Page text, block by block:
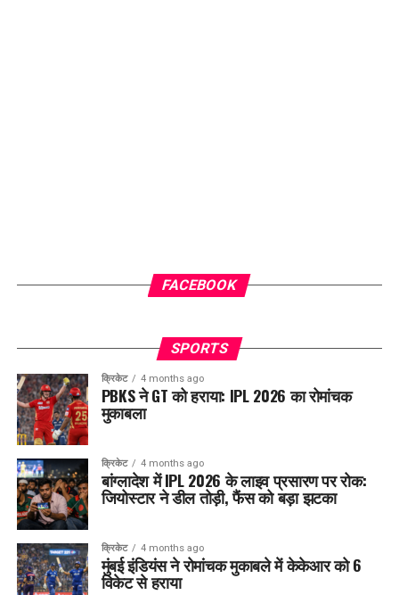
FACEBOOK
SPORTS
क्रिकेट 4 months ago
PBKS ने GT को हराया: IPL 2026 का रोमांचक
मुकाबला
क्रिकेट 4 months ago
बांग्लादेश में IPL 2026 के लाइव प्रसारण पर रोक:
जियोस्टार ने डील तोड़ी, फैंस को बड़ा झटका
क्रिकेट 4 months ago
मुंबई इंडियंस ने रोमांचक मुकाबले में केकेआर को 6
विकेट से हराया